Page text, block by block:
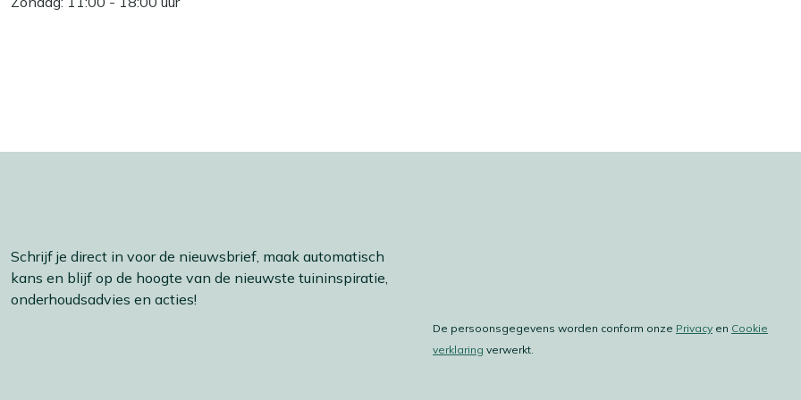
Schrijf je direct in voor de nieuwsbrief, maak automatisch
kans en blijf op de hoogte van de nieuwste tuininspiratie,
onderhoudsadvies en acties!
De persoonsgegevens worden conform onze Privacy en Cookie
verklaring verwerkt.